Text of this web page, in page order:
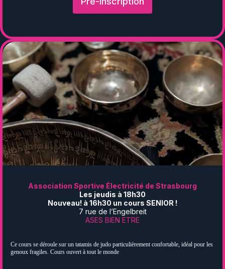
Association Sportive Électricité de Strasbourg
Les jeudis à 18h30
Nouveau! à 16h30 un cours SENIOR !
7 rue de l’Engelbreit
ASES BIEN ETRE
Ce cours se déroule sur un tatamis de judo particulièrement confortable, idéal pour les
genoux fragiles. Cours ouvert à tout le monde